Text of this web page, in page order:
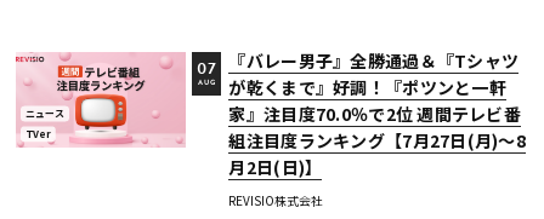
ニュース
TVer
『バレー男子』全勝通過＆『Tシャツ
が乾くまで』好調！『ポツンと一軒
家』注目度70.0％で2位 週間テレビ番
組注目度ランキング【7月27日(月)～8
月2日(日)】
REVISIO株式会社
07
AUG